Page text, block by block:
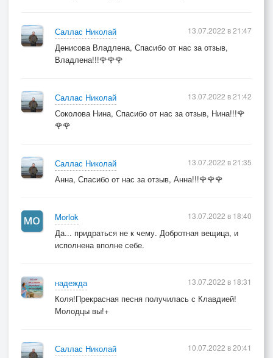
Саллас Николай
Денисова Владлена, Спасибо от нас за отзыв,
Владлена!!!🌹🌹🌹
13.07.2022 в 21:47
Саллас Николай
Соколова Нина, Спасибо от нас за отзыв, Нина!!!🌹
🌹🌹
13.07.2022 в 21:42
Саллас Николай
Анна, Спасибо от нас за отзыв, Анна!!!🌹🌹🌹
13.07.2022 в 21:35
Morlok
Да... придраться не к чему. Добротная вещица, и
исполнена вполне себе.
13.07.2022 в 18:40
надежда
Коля!Прекрасная песня получилась с Клавдией!
Молодцы вы!+
13.07.2022 в 18:31
Саллас Николай
10.07.2022 в 20:41